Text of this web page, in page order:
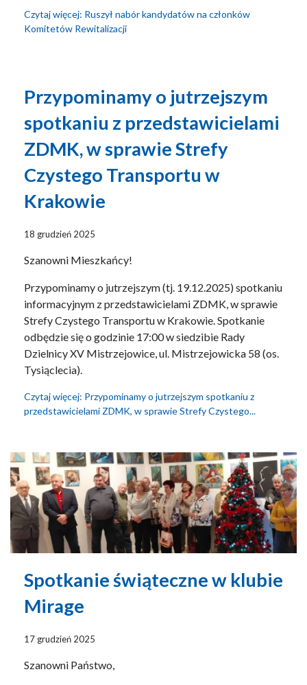
Czytaj więcej: Ruszył nabór kandydatów na członków
Komitetów Rewitalizacji
Przypominamy o jutrzejszym
spotkaniu z przedstawicielami
ZDMK, w sprawie Strefy
Czystego Transportu w
Krakowie
18 grudzień 2025
Szanowni Mieszkańcy!
Przypominamy o jutrzejszym (tj. 19.12.2025) spotkaniu
informacyjnym z przedstawicielami ZDMK, w sprawie
Strefy Czystego Transportu w Krakowie. Spotkanie
odbędzie się o godzinie 17:00 w siedzibie Rady
Dzielnicy XV Mistrzejowice, ul. Mistrzejowicka 58 (os.
Tysiąclecia).
Czytaj więcej: Przypominamy o jutrzejszym spotkaniu z
przedstawicielami ZDMK, w sprawie Strefy Czystego...
Spotkanie świąteczne w klubie
Mirage
17 grudzień 2025
Szanowni Państwo,